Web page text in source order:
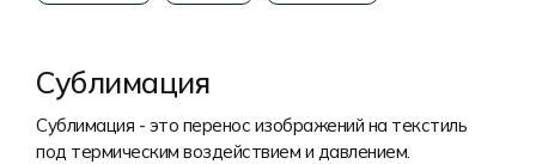
Сублимация
Сублимация - это перенос изображений на текстиль
под термическим воздействием и давлением.